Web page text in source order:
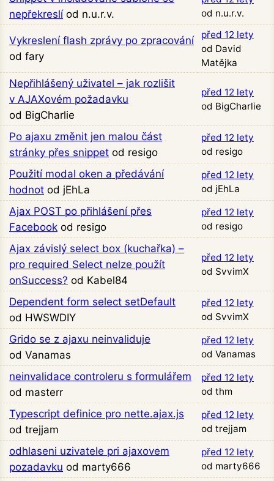
nepřekreslí od n.u.r.v.
od n.u.r.v.
Vykreslení flash zprávy po zpracování
od fary
před 12 lety
od David
Matějka
Nepřihlášený uživatel – jak rozlišit
v AJAXovém požadavku
od BigCharlie
před 12 lety
od BigCharlie
Po ajaxu změnit jen malou část
stránky přes snippet od resigo
před 12 lety
od resigo
Použití modal oken a předávání
hodnot od jEhLa
před 12 lety
od jEhLa
Ajax POST po přihlášení přes
Facebook od resigo
před 12 lety
od resigo
Ajax závislý select box (kuchařka) –
pro required Select nelze použít
onSuccess? od Kabel84
před 12 lety
od SvvimX
Dependent form select setDefault
od HWSWDIY
před 12 lety
od SvvimX
Grido se z ajaxu neinvaliduje
od Vanamas
před 12 lety
od Vanamas
neinvalidace controleru s formulářem
od masterr
před 12 lety
od thm
Typescript definice pro nette.ajax.js
od trejjam
před 12 lety
od trejjam
odhlaseni uzivatele pri ajaxovem
pozadavku od marty666
před 12 lety
od marty666